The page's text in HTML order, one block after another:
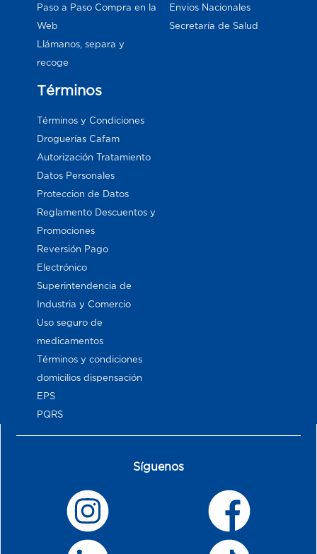
Paso a Paso Compra en la
Web
Llámanos, separa y
recoge
Envios Nacionales
Secretaría de Salud
Términos
Términos y Condiciones
Droguerías Cafam
Autorización Tratamiento
Datos Personales
Proteccion de Datos
Reglamento Descuentos y
Promociones
Reversión Pago
Electrónico
Superintendencia de
Industria y Comercio
Uso seguro de
medicamentos
Términos y condiciones
domicilios dispensación
EPS
PQRS
Síguenos